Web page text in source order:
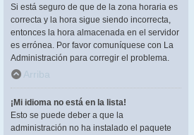
Si está seguro de que de la zona horaria es
correcta y la hora sigue siendo incorrecta,
entonces la hora almacenada en el servidor
es errónea. Por favor comuníquese con La
Administración para corregir el problema.
Arriba
¡Mi idioma no está en la lista!
Esto se puede deber a que la
administración no ha instalado el paquete